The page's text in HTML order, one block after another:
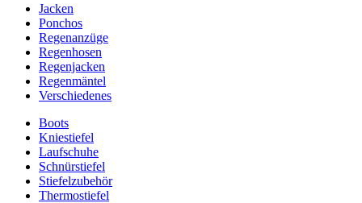
Jacken
Ponchos
Regenanzüge
Regenhosen
Regenjacken
Regenmäntel
Verschiedenes
Boots
Kniestiefel
Laufschuhe
Schnürstiefel
Stiefelzubehör
Thermostiefel